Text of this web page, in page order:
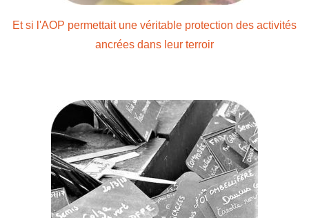
Et si l'AOP permettait une véritable protection des activités
ancrées dans leur terroir